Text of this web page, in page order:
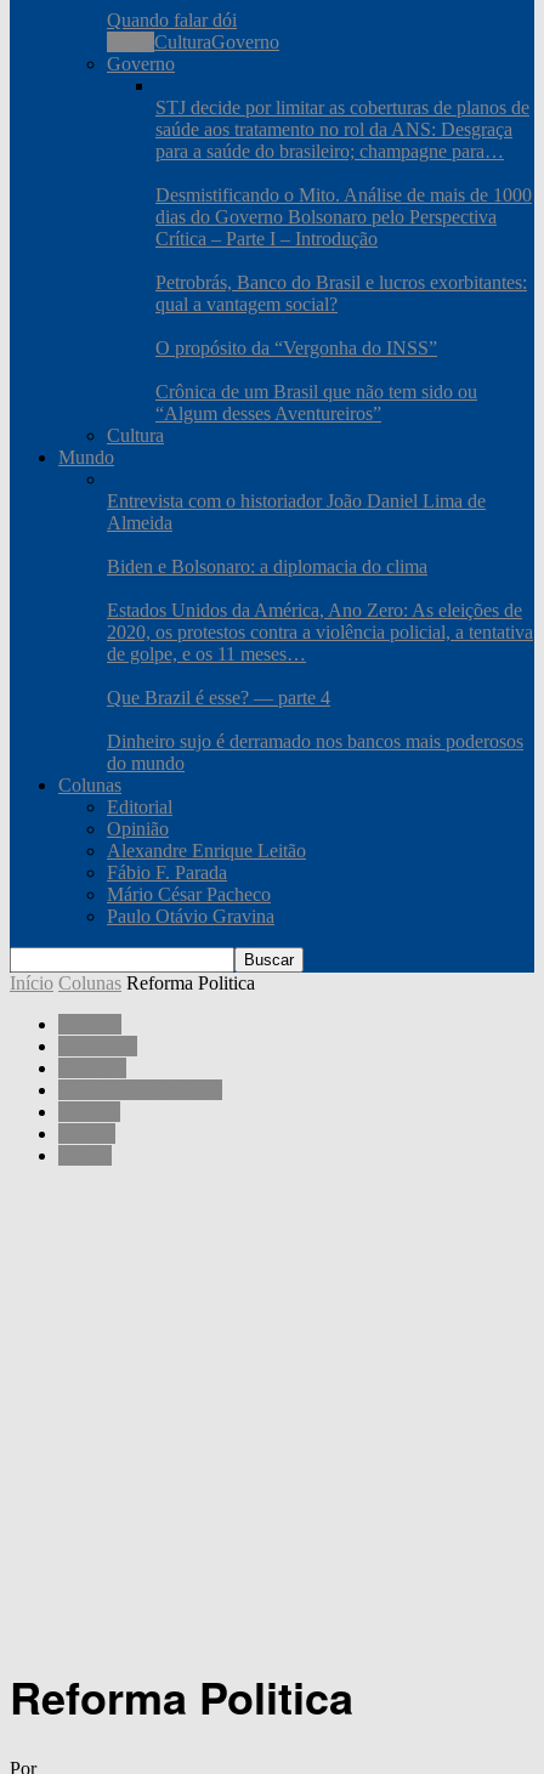
Quando falar dói
CulturaGoverno
Governo
STJ decide por limitar as coberturas de planos de
saúde aos tratamento no rol da ANS: Desgraça
para a saúde do brasileiro; champagne para…
Desmistificando o Mito. Análise de mais de 1000
dias do Governo Bolsonaro pelo Perspectiva
Crítica – Parte I – Introdução
Petrobrás, Banco do Brasil e lucros exorbitantes:
qual a vantagem social?
O propósito da “Vergonha do INSS”
Crônica de um Brasil que não tem sido ou
“Algum desses Aventureiros”
Cultura
Mundo
Entrevista com o historiador João Daniel Lima de
Almeida
Biden e Bolsonaro: a diplomacia do clima
Estados Unidos da América, Ano Zero: As eleições de
2020, os protestos contra a violência policial, a tentativa
de golpe, e os 11 meses…
Que Brazil é esse? — parte 4
Dinheiro sujo é derramado nos bancos mais poderosos
do mundo
Colunas
Editorial
Opinião
Alexandre Enrique Leitão
Fábio F. Parada
Mário César Pacheco
Paulo Otávio Gravina
Início Colunas Reforma Politica
Reforma Politica
Por